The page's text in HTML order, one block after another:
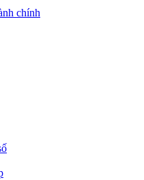
chính